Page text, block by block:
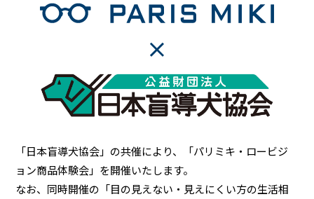
「日本盲導犬協会」の共催により、「パリミキ・ロービジ
ョン商品体験会」を開催いたします。
なお、同時開催の「目の見えない・見えにくい方の生活相